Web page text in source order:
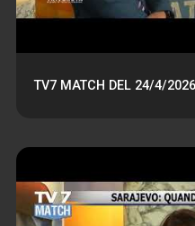
TV7 MATCH DEL 24/4/2026